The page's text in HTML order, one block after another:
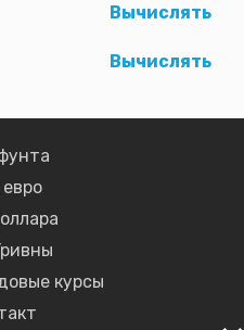
Вычислять
Вычислять
евро
курсы